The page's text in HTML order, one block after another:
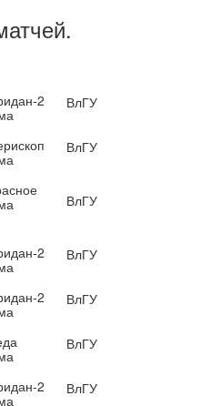
.
2
ВлГУ
ВлГУ
ВлГУ
2
ВлГУ
2
ВлГУ
ВлГУ
2
ВлГУ